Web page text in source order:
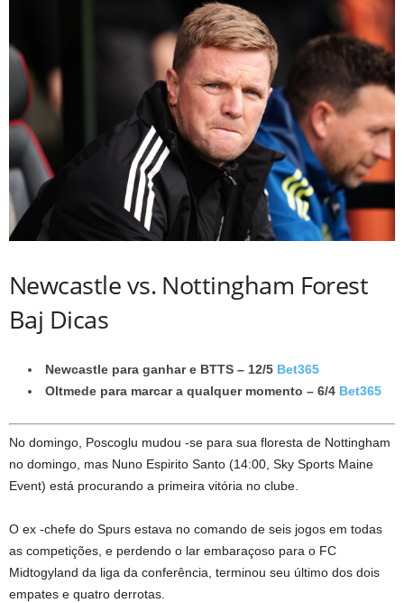
Newcastle vs. Nottingham Forest
Baj Dicas
Newcastle para ganhar e BTTS – 12/5 Bet365
Oltmede para marcar a qualquer momento – 6/4 Bet365
No domingo, Poscoglu mudou -se para sua floresta de Nottingham
no domingo, mas Nuno Espirito Santo (14:00, Sky Sports Maine
Event) está procurando a primeira vitória no clube.
O ex -chefe do Spurs estava no comando de seis jogos em todas
as competições, e perdendo o lar embaraçoso para o FC
Midtogyland da liga da conferência, terminou seu último dos dois
empates e quatro derrotas.